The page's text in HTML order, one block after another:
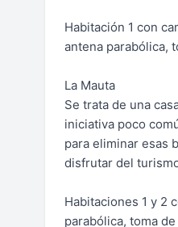
Habitación 1 con
antena parabólica,
La Mauta
Se trata de una
iniciativa poco
para eliminar esas
disfrutar del
Habitaciones 1 y 2
parabólica, toma